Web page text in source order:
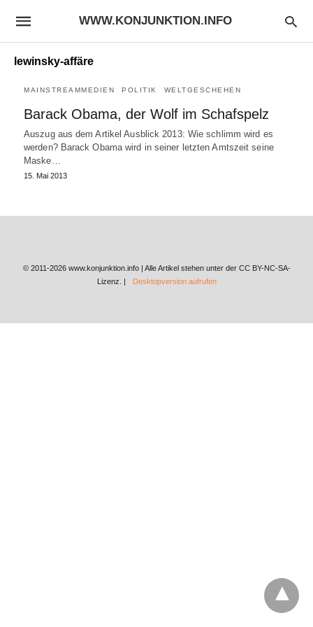
WWW.KONJUNKTION.INFO
lewinsky-affäre
MAINSTREAMMEDIEN POLITIK WELTGESCHEHEN
Barack Obama, der Wolf im Schafspelz
Auszug aus dem Artikel Ausblick 2013: Wie schlimm wird es
werden? Barack Obama wird in seiner letzten Amtszeit seine
Maske…
15. Mai 2013
© 2011-2026 www.konjunktion.info | Alle Artikel stehen unter der CC BY-NC-SA-
Lizenz. |
Desktopversion aufrufen